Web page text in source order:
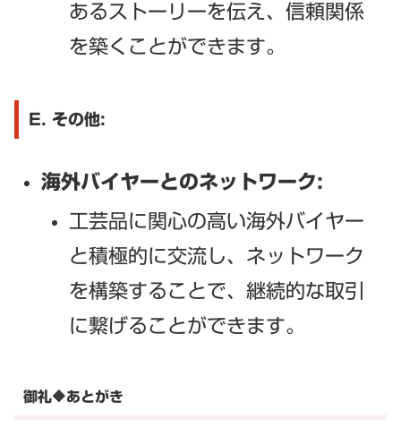
あるストーリーを伝え、信頼関係
を築くことができます。
E. その他:
海外バイヤーとのネットワーク:
工芸品に関心の高い海外バイヤー
と積極的に交流し、ネットワーク
を構築することで、継続的な取引
に繋げることができます。
御礼🔶あとがき